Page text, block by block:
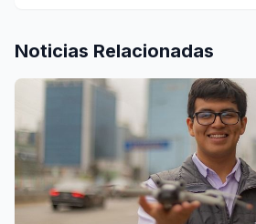
Noticias Relacionadas